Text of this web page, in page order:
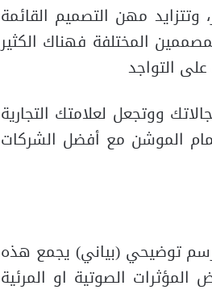
مهن التصميم القائمة
المختلفة فهناك الكثير
التواجد
ووتجعل لعلامتك التجارية
الموشن مع أفضل الشركات
توضيحي (بياني) يجمع هذه
الصوتية او المرئية